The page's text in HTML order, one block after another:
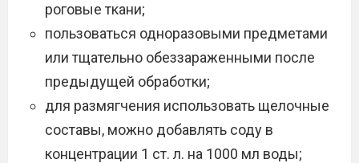
роговые ткани;
пользоваться одноразовыми предметами
или тщательно обеззараженными после
предыдущей обработки;
для размягчения использовать щелочные
составы, можно добавлять соду в
концентрации 1 ст. л. на 1000 мл воды;